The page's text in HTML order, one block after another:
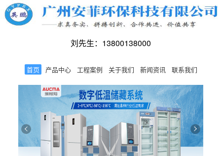
刘先生：13800138000
首页 产品中心 工程案例 关于我们 新闻资讯 联系我们